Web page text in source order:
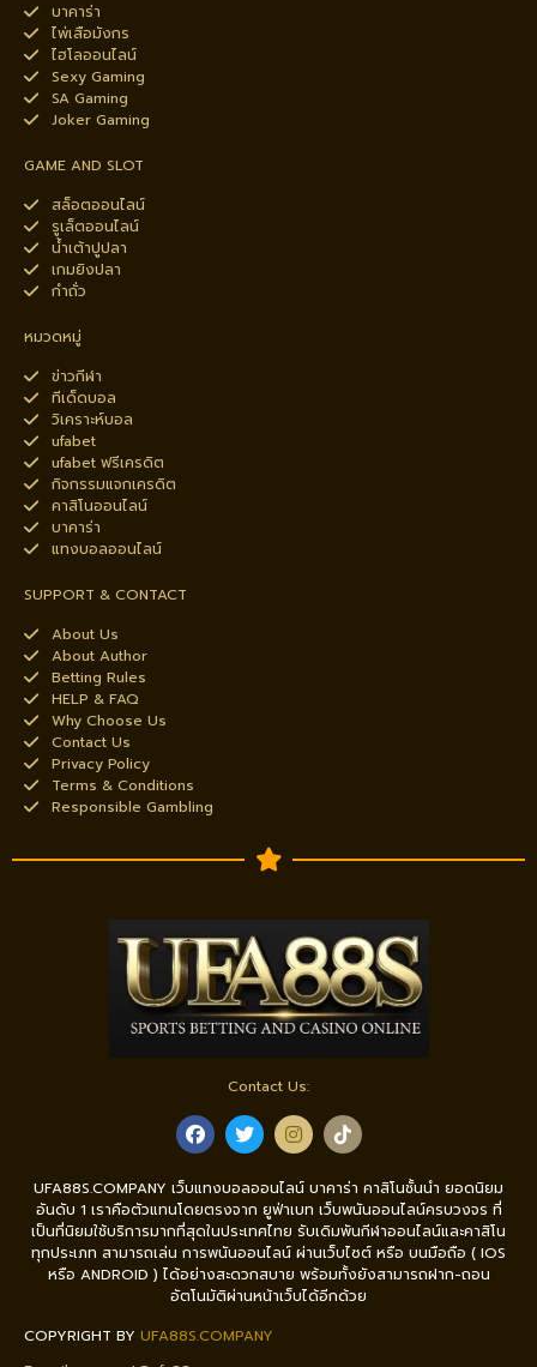
บาคาร่า
ไพ่เสือมังกร
ไฮโลออนไลน์
Sexy Gaming
SA Gaming
Joker Gaming
GAME AND SLOT
สล็อตออนไลน์
รูเล็ตออนไลน์
น้ำเต้าปูปลา
เกมยิงปลา
กำถั่ว
หมวดหมู่
ข่าวกีฬา
ทีเด็ดบอล
วิเคราะห์บอล
ufabet
ufabet ฟรีเครดิต
กิจกรรมแจกเครดิต
คาสิโนออนไลน์
บาคาร่า
แทงบอลออนไลน์
SUPPORT & CONTACT
About Us
About Author
Betting Rules
HELP & FAQ
Why Choose Us
Contact Us
Privacy Policy
Terms & Conditions
Responsible Gambling
Contact Us:
UFA88S.COMPANY เว็บแทงบอลออนไลน์ บาคาร่า คาสิโนชั้นนำ ยอดนิยม
อันดับ 1 เราคือตัวแทนโดยตรงจาก ยูฟ่าเบท เว็บพนันออนไลน์ครบวงจร ที่
เป็นที่นิยมใช้บริการมากที่สุดในประเทศไทย รับเดิมพันกีฬาออนไลน์และคาสิโน
ทุกประเภท สามารถเล่น การพนันออนไลน์ ผ่านเว็บไซต์ หรือ บนมือถือ ( IOS
หรือ ANDROID ) ได้อย่างสะดวกสบาย พร้อมทั้งยังสามารถฝาก-ถอน
อัตโนมัติผ่านหน้าเว็บได้อีกด้วย
COPYRIGHT BY UFA88S.COMPANY